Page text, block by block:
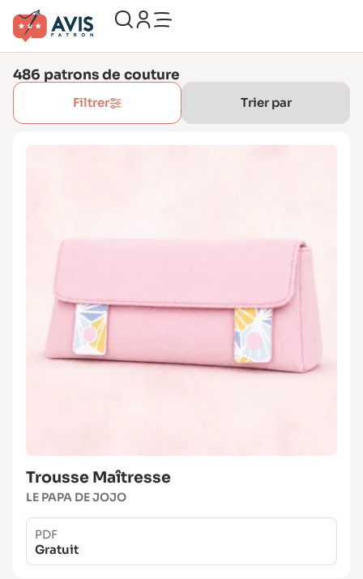
486 patrons de couture
Filtrer
Trousse Maîtresse
LE PAPA DE JOJO
PDF
Gratuit